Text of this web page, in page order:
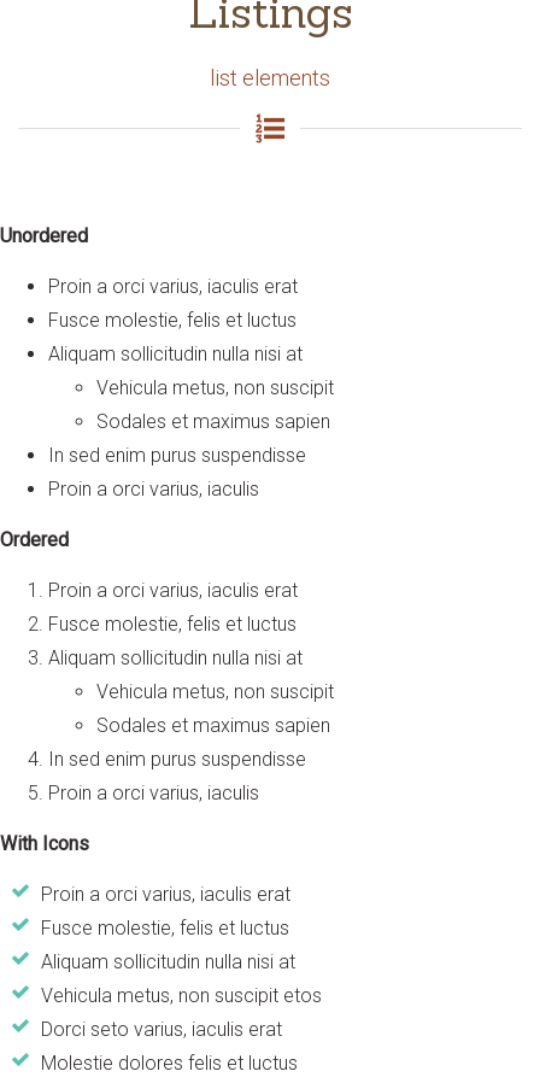
Listings
list elements
Unordered
Proin a orci varius, iaculis erat
Fusce molestie, felis et luctus
Aliquam sollicitudin nulla nisi at
Vehicula metus, non suscipit
Sodales et maximus sapien
In sed enim purus suspendisse
Proin a orci varius, iaculis
Ordered
Proin a orci varius, iaculis erat
Fusce molestie, felis et luctus
Aliquam sollicitudin nulla nisi at
Vehicula metus, non suscipit
Sodales et maximus sapien
In sed enim purus suspendisse
Proin a orci varius, iaculis
With Icons
Proin a orci varius, iaculis erat
Fusce molestie, felis et luctus
Aliquam sollicitudin nulla nisi at
Vehicula metus, non suscipit etos
Dorci seto varius, iaculis erat
Molestie dolores felis et luctus